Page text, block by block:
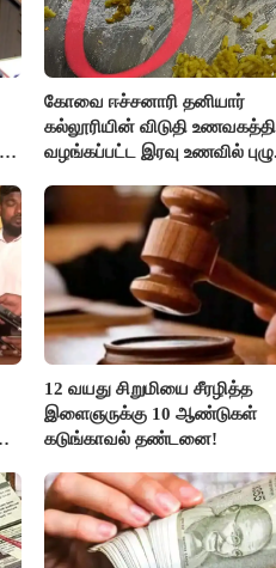
கோவை ஈச்சனாரி தனியார்
கல்லூரியின் விடுதி
வழங்கப்பட்ட இரவு உணவில்
12 வயது சிறுமியை சீரழித்த
இளைஞருக்கு 10 ஆண்டுகள்
கடுங்காவல் தண்டனை!